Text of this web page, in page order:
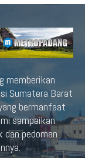
memberikan
Sumatera Barat
bermanfaat
sampaikan
pedoman